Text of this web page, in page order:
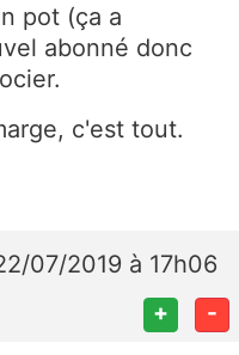
pot (ça a
abonné donc
c'est tout.
07/2019 à 17h06
+ -